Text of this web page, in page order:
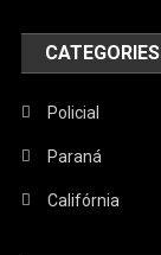
CATEGORIES
Policial
Paraná
Califórnia